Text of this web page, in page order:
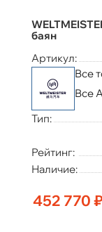
баян
Артикул:
Все
Все
Тип:
Рейтинг:
Наличие:
452 770